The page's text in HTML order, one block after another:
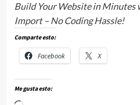
Build Your Website in Minutes
Import – No Coding Hassle!
Comparte esto:
Facebook X
Me gusta esto: